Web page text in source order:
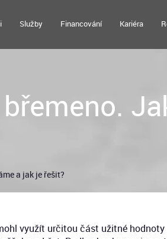
Služby Financování Kariéra
a jak je řešit?
využít určitou část užitné